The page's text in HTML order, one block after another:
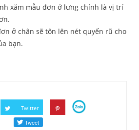
xăm mẫu đơn ở lưng chính là vị trí
ở chân sẽ tôn lên nét quyến rũ cho
bạn.
Twitter